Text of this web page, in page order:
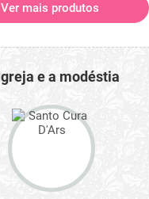
Ver mais produtos
e a modéstia